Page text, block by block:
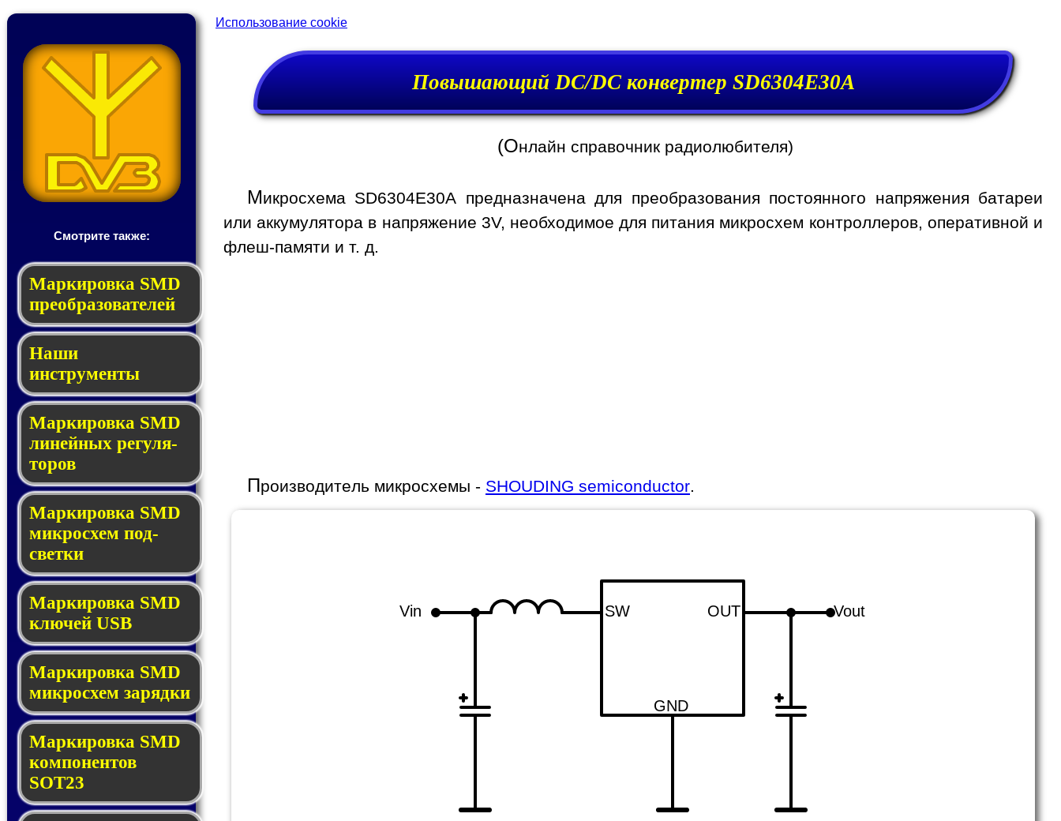
Смотрите также:
Мар­ки­ров­ка SMD
пре­об­ра­зо­ва­те­лей
Наши
инструменты
Маркировка SMD
ли­ней­ных ре­гу­ля­
то­ров
Маркировка SMD
мик­ро­схем под­
свет­ки
Маркировка SMD
клю­чей USB
Маркировка SMD
мик­рос­хем за­ряд­ки
Маркировка SMD
ком­по­нен­тов
SOT23
Использование cookie
Повышающий DC/DC конвертер SD6304E30A
(Онлайн справочник радиолюбителя)
Микросхема SD6304E30A предназначена для преобразования постоянного напряжения батареи
или аккумулятора в напряжение 3V, необходимое для питания микросхем контроллеров, оперативной и
флеш-памяти и т. д.
Производитель микросхемы - SHOUDING semiconductor.
Vin Vout
SW OUT
GND